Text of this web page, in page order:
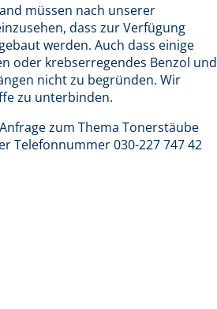
müssen nach unserer
dass zur Verfügung
werden. Auch dass einige
oder krebserregendes Benzol und
nicht zu begründen. Wir
zu unterbinden.
zum Thema Tonerstäube
Telefonnummer 030-227 747 42